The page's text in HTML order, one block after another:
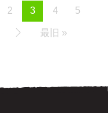
2 3 4 5
最旧 »